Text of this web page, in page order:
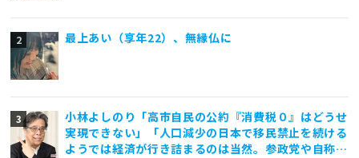
最上あい（享年22）、無縁仏に
小林よしのり「高市自民の公約『消費税０』はどうせ
実現できない」「人口減少の日本で移民禁止を続ける
ようでは経済が行き詰まるのは当然。参政党や自称保